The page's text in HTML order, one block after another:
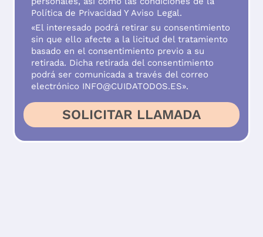
Política de Privacidad Y Aviso Legal.
«El interesado podrá retirar su consentimiento
sin que ello afecte a la licitud del tratamiento
basado en el consentimiento previo a su
retirada. Dicha retirada del consentimiento
podrá ser comunicada a través del correo
electrónico INFO@CUIDATODOS.ES».